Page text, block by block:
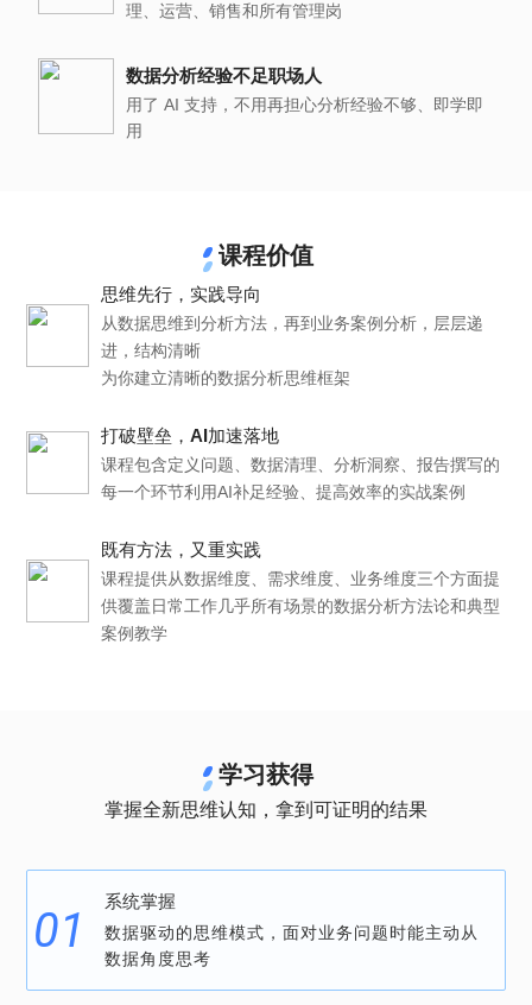
理、运营、销售和所有管理岗
数据分析经验不足职场人
用了 AI 支持，不用再担心分析经验不够、即学即
用
课程价值
思维先行，实践导向
从数据思维到分析方法，再到业务案例分析，层层递
进，结构清晰
为你建立清晰的数据分析思维框架
打破壁垒，AI加速落地
课程包含定义问题、数据清理、分析洞察、报告撰写的
每一个环节利用AI补足经验、提高效率的实战案例
既有方法，又重实践
课程提供从数据维度、需求维度、业务维度三个方面提
供覆盖日常工作几乎所有场景的数据分析方法论和典型
案例教学
学习获得
掌握全新思维认知，拿到可证明的结果
系统掌握
数据驱动的思维模式，面对业务问题时能主动从
数据角度思考